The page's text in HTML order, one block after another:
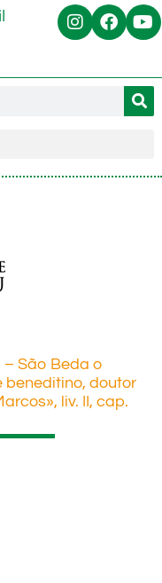
– São Beda o
beneditino, doutor
liv. II, cap.